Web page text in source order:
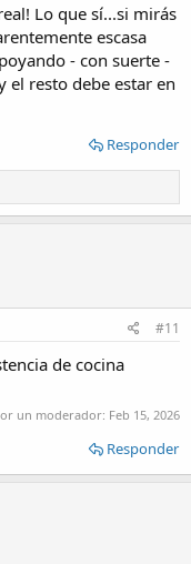
Lo que sí...si mirás
escasa
- con suerte -
el resto debe estar en
Responder
#11
de cocina
un moderador: Feb 15, 2026
Responder